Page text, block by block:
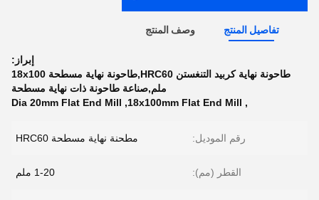
تفاصيل المنتج وصف المنتج
إبراز:
طاحونة نهاية كربيد التنغستن HRC60,طاحونة نهاية مسطحة 18x100
ملم,صناعة طاحونة ذات نهاية مسطحة
,
18x100mm Flat End Mill
,
Dia 20mm Flat End Mill
رقم الموديل: مطحنة نهاية مسطحة HRC60
القطر (مم): 1-20 ملم